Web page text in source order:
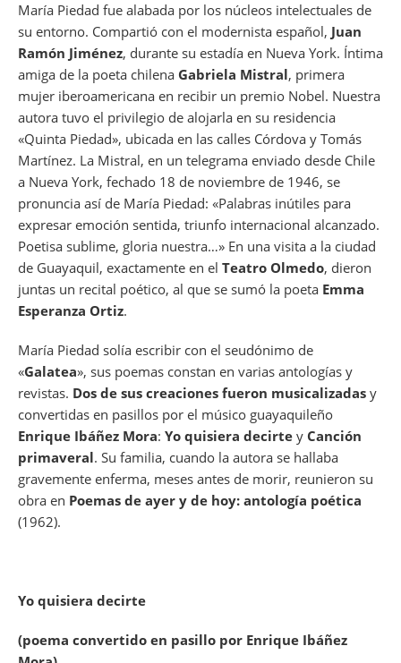
María Piedad fue alabada por los núcleos intelectuales de
su entorno. Compartió con el modernista español, Juan
Ramón Jiménez, durante su estadía en Nueva York. Íntima
amiga de la poeta chilena Gabriela Mistral, primera
mujer iberoamericana en recibir un premio Nobel. Nuestra
autora tuvo el privilegio de alojarla en su residencia
«Quinta Piedad», ubicada en las calles Córdova y Tomás
Martínez. La Mistral, en un telegrama enviado desde Chile
a Nueva York, fechado 18 de noviembre de 1946, se
pronuncia así de María Piedad: «Palabras inútiles para
expresar emoción sentida, triunfo internacional alcanzado.
Poetisa sublime, gloria nuestra…» En una visita a la ciudad
de Guayaquil, exactamente en el Teatro Olmedo, dieron
juntas un recital poético, al que se sumó la poeta Emma
Esperanza Ortiz.
María Piedad solía escribir con el seudónimo de
«Galatea», sus poemas constan en varias antologías y
revistas. Dos de sus creaciones fueron musicalizadas y
convertidas en pasillos por el músico guayaquileño
Enrique Ibáñez Mora: Yo quisiera decirte y Canción
primaveral. Su familia, cuando la autora se hallaba
gravemente enferma, meses antes de morir, reunieron su
obra en Poemas de ayer y de hoy: antología poética
(1962).
Yo quisiera decirte
(poema convertido en pasillo por Enrique Ibáñez